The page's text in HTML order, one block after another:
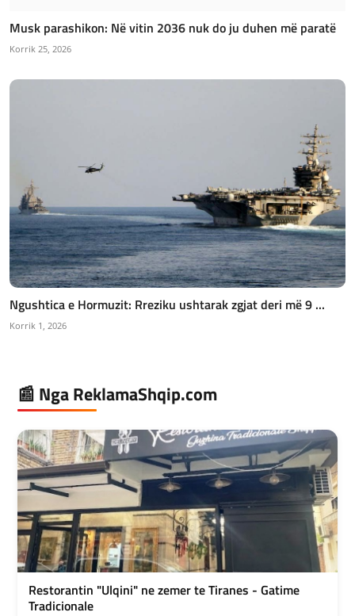
Musk parashikon: Në vitin 2036 nuk do ju duhen më paratë
Korrik 25, 2026
Ngushtica e Hormuzit: Rreziku ushtarak zgjat deri më 9 ...
Korrik 1, 2026
📰 Nga ReklamaShqip.com
Restorantin "Ulqini" ne zemer te Tiranes - Gatime
Tradicionale